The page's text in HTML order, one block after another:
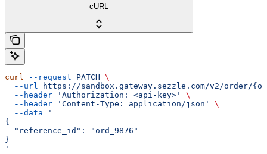
cURL
curl --request PATCH \
  --url
https://sandbox.gateway.sezzle.com/v2/order/
  --header
'Authorization: <api-key>'
\
  --header
'Content-Type: application/json'
\
  --data
'
{
  "reference_id": "ord_9876"
}
'